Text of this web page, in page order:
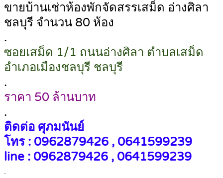
ขายบ้านเช่าห้องพักจัดสรรเสม็ด อ่างศิลา
ชลบุรี จำนวน 80 ห้อง
.
ซอยเสม็ด 1/1 ถนนอ่างศิลา ตำบลเสม็ด
อำเภอเมืองชลบุรี ชลบุรี
.
ราคา 50 ล้านบาท
.
ติดต่อ ศุภมนันย์
โทร : 0962879426 , 0641599239
line : 0962879426 , 0641599239
.